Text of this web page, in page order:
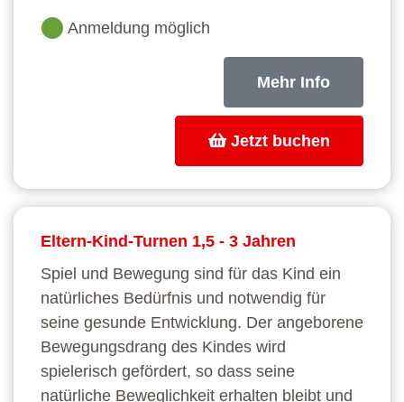
Anmeldung möglich
Mehr Info
Jetzt buchen
Eltern-Kind-Turnen 1,5 - 3 Jahren
Spiel und Bewegung sind für das Kind ein
natürliches Bedürfnis und notwendig für
seine gesunde Entwicklung. Der angeborene
Bewegungsdrang des Kindes wird
spielerisch gefördert, so dass seine
natürliche Beweglichkeit erhalten bleibt und